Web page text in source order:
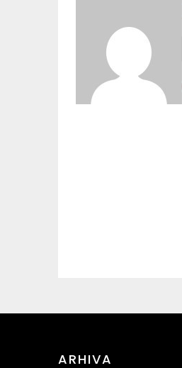
ARHIVA